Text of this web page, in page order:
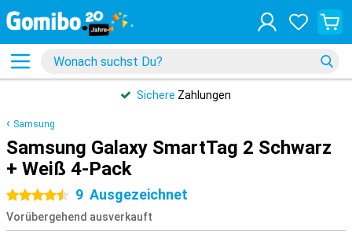
Sichere Zahlungen
Samsung
Samsung Galaxy SmartTag 2 Schwarz
+ Weiß 4-Pack
4.5 Sterne
9 Ausgezeichnet
Vorübergehend ausverkauft